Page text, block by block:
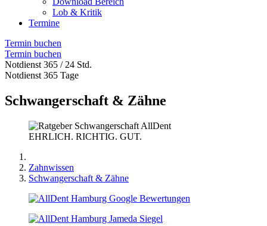
Lob & Kritik
Termine
Termin buchen
Termin buchen
Notdienst 365 / 24 Std.
Notdienst 365 Tage
Schwangerschaft & Zähne
EHRLICH. RICHTIG. GUT.
Zahnwissen
Schwangerschaft & Zähne